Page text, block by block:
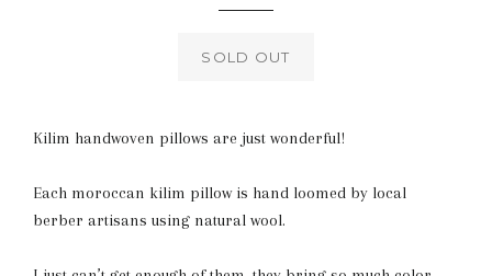
SOLD OUT
Kilim handwoven pillows are just wonderful!
Each moroccan kilim pillow is hand loomed by local
berber artisans using natural wool.